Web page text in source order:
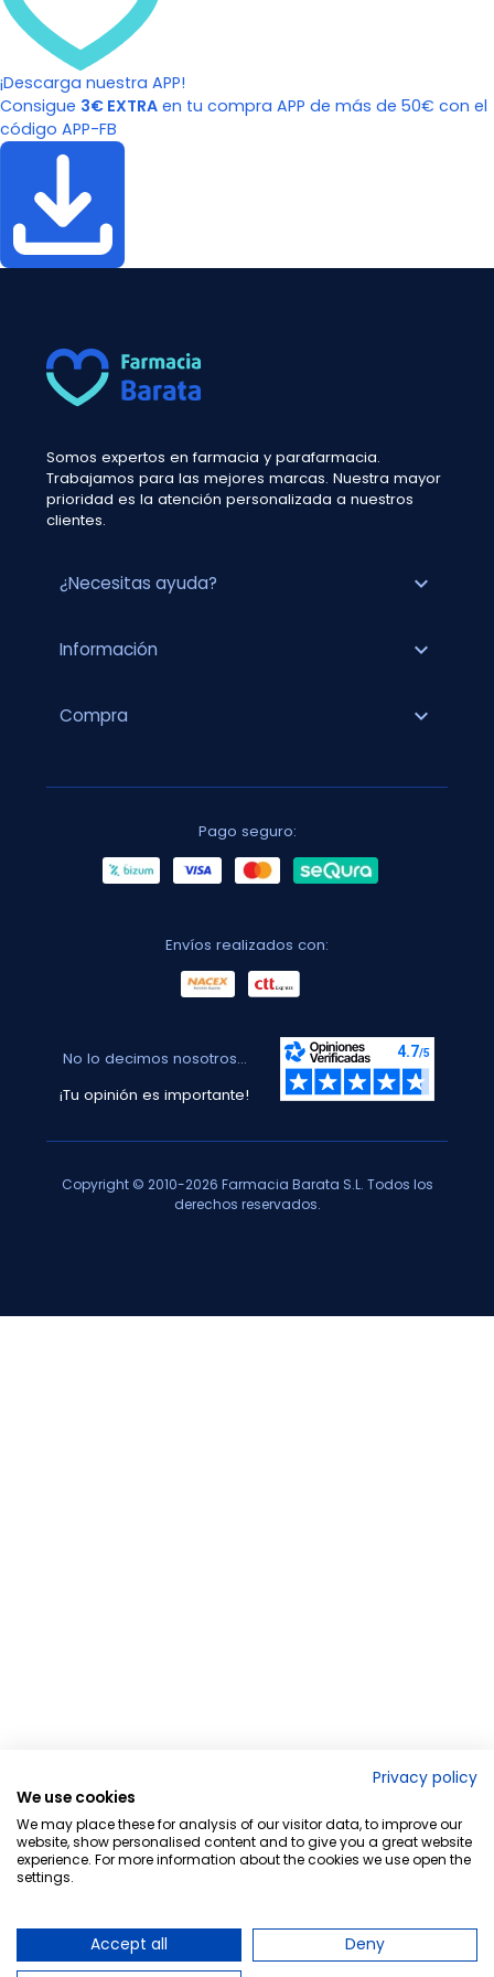
¡Descarga nuestra APP!
Consigue 3€ EXTRA en tu compra APP de más de 50€ con el
código APP-FB
Somos expertos en farmacia y parafarmacia.
Trabajamos para las mejores marcas. Nuestra mayor
prioridad es la atención personalizada a nuestros
clientes.
¿Necesitas ayuda? expand_more
Información expand_more
Compra expand_more
Pago seguro:
Envíos realizados con:
No lo decimos nosotros...
¡Tu opinión es importante!
Copyright © 2010-2026 Farmacia Barata S.L. Todos los
derechos reservados.
Privacy policy
We use cookies
We may place these for analysis of our visitor data, to improve our
website, show personalised content and to give you a great website
experience. For more information about the cookies we use open the
settings.
Accept all
Deny